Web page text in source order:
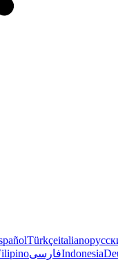
Türkçeitaliano
فارسیIndonesia